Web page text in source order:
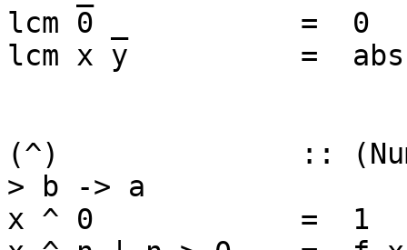
lcm 0 _ = 0
lcm x y = abs
(^) :: (Num a,
> b -> a
x ^ 0 = 1